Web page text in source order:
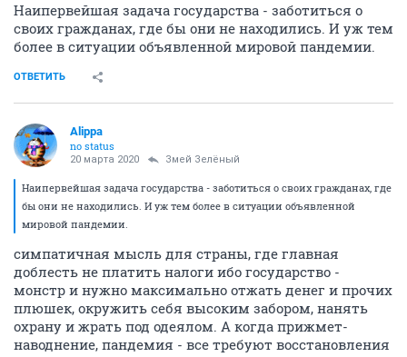
Наипервейшая задача государства - заботиться о
своих гражданах, где бы они не находились. И уж тем
более в ситуации объявленной мировой пандемии.
ОТВЕТИТЬ
Alippa
no status
20 марта 2020 Змей Зелёный
Наипервейшая задача государства - заботиться о своих гражданах, где
бы они не находились. И уж тем более в ситуации объявленной
мировой пандемии.
симпатичная мысль для страны, где главная
доблесть не платить налоги ибо государство -
монстр и нужно максимально отжать денег и прочих
плюшек, окружить себя высоким забором, нанять
охрану и жрать под одеялом. А когда прижмет-
наводнение, пандемия - все требуют восстановления